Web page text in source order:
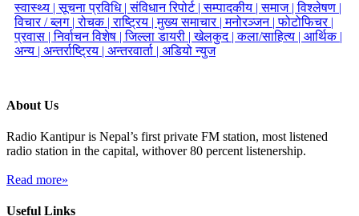
स्वास्थ्य |सूचना प्रविधि |संविधान रिपोर्ट |सम्पादकीय |समाज |विश्लेषण |
विचार / ब्लग |रोचक |राष्ट्रिय |मुख्य समाचार |मनोरञ्जन |फोटोफिचर |
प्रवास |निर्वाचन विशेष |जिल्ला डायरी |खेलकुद |कला/साहित्य | आर्थिक |
अन्य | अन्तर्राष्ट्रिय | अन्तरवार्ता | अडियो न्युज
About Us
Radio Kantipur is Nepal’s first private FM station, most listened
radio station in the capital, withover 80 percent listenership.
Read more»
Useful Links